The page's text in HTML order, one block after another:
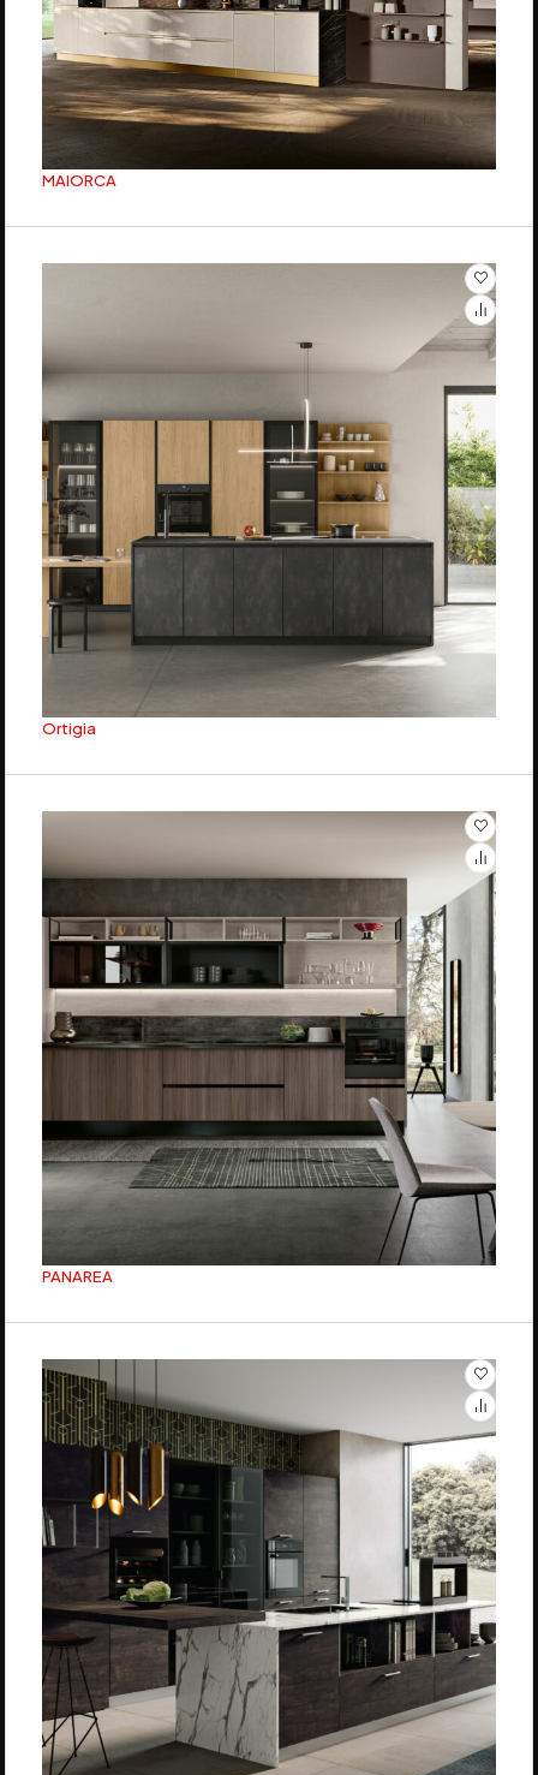
MAIORCA
Ortigia
PANAREA